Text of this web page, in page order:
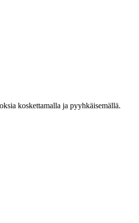
koskettamalla ja pyyhkäisemällä.